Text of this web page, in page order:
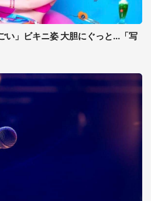
い」ビキニ姿 大胆にぐっと...「写